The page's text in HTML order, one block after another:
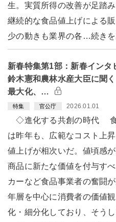
生。実質所得の改善が足踏み
継続的な食品値上げによる
少の動きも業界の各…続き
新春特集第1部：新春インタ
鈴木憲和農林水産大臣に聞
最大化、…
特集 官公庁 2026.01.01
◇進化する共創の時代 食
は昨年も、広範なコスト上
値上げが相次いだ。値頃感
商品に新たな価値を付与す
カーなど食品事業者の奮闘
年層を中心に消費者の価値
化・細分化しており、そう